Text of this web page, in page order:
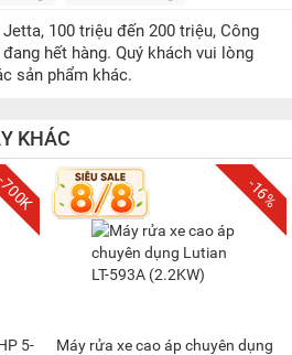
100 triệu đến 200 triệu, Công
hết hàng. Quý khách vui lòng
sản phẩm khác.
KHÁC
5-
-16%
Máy rửa xe cao áp chuyên dụng